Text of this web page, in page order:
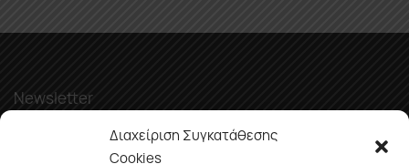
Διαχείριση Συγκατάθεσης
Cookies
Newsletter